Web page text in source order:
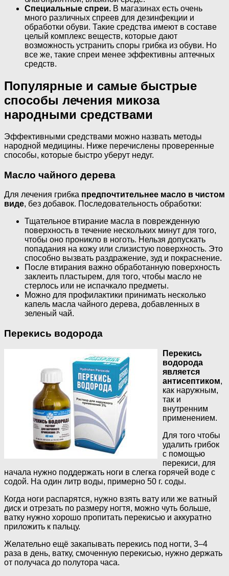
Специальные спреи. В магазинах есть очень
много различных спреев для дезинфекции и
обработки обуви. Такие средства имеют в составе
целый комплекс веществ, которые дают
возможность устранить споры грибка из обуви. Но
все же, такие спреи менее эффективны аптечных
средств.
Популярные и самые быстрые
способы лечения микоза
народными средствами
Эффективными средствами можно назвать методы
народной медицины. Ниже перечислены проверенные
способы, которые быстро уберут недуг.
Масло чайного дерева
Для лечения грибка предпочтительнее масло в чистом
виде, без добавок. Последовательность обработки:
Тщательное втирание масла в поврежденную
поверхность в течение нескольких минут для того,
чтобы оно проникло в ноготь. Нельзя допускать
попадания на кожу или слизистую поверхность. Это
способно вызвать раздражение, зуд и покраснение.
После втирания важно обработанную поверхность
заклеить пластырем, для того, чтобы масло не
стерлось или не испачкало предметы.
Можно для профилактики принимать несколько
капель масла чайного дерева, добавленных в
зеленый чай.
Перекись водорода
Перекись
водорода
является
антисептиком,
как наружным,
так и
внутренним
применением.
Для того чтобы
удалить грибок
с помощью
перекиси, для
начала нужно поддержать ноги в слегка горячей воде с
содой. На один литр воды, примерно 50 г. соды.
Когда ноги распарятся, нужно взять вату или же ватный
диск и отрезать по размеру ногтя, можно чуть больше,
ватку нужно хорошо пропитать перекисью и аккуратно
приложить к пальцу.
Желательно ещё закапывать перекись под ногти, 3–4
раза в день, ватку, смоченную перекисью, нужно держать
от получаса до полутора часа.